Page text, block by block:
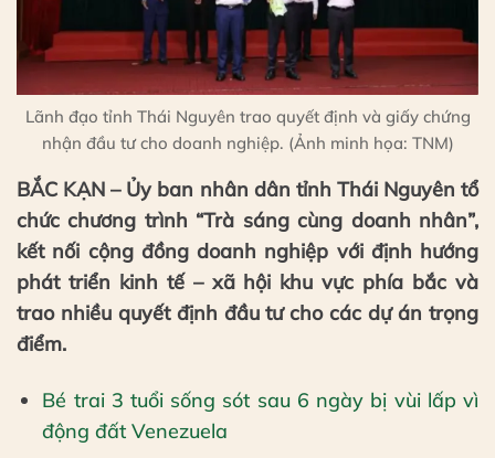
Lãnh đạo tỉnh Thái Nguyên trao quyết định và giấy chứng
nhận đầu tư cho doanh nghiệp. (Ảnh minh họa: TNM)
BẮC KẠN – Ủy ban nhân dân tỉnh Thái Nguyên tổ
chức chương trình “Trà sáng cùng doanh nhân”,
kết nối cộng đồng doanh nghiệp với định hướng
phát triển kinh tế – xã hội khu vực phía bắc và
trao nhiều quyết định đầu tư cho các dự án trọng
điểm.
Bé trai 3 tuổi sống sót sau 6 ngày bị vùi lấp vì
động đất Venezuela